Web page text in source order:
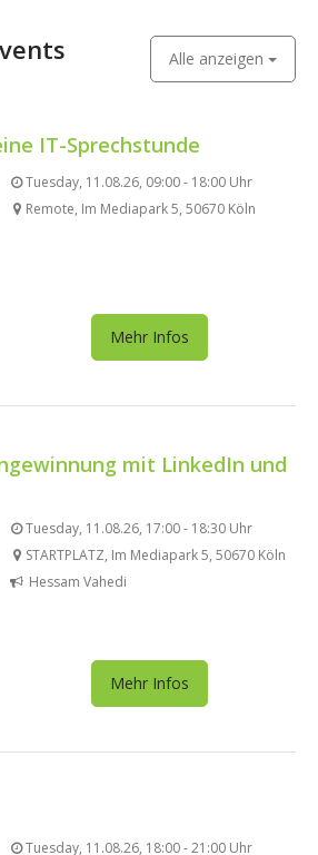
Alle anzeigen
IT-Sprechstunde
Tuesday, 11.08.26, 09:00 - 18:00 Uhr
Remote, Im Mediapark 5, 50670 Köln
Mehr Infos
mit LinkedIn und
Tuesday, 11.08.26, 17:00 - 18:30 Uhr
STARTPLATZ, Im Mediapark 5, 50670 Köln
Hessam Vahedi
Mehr Infos
Tuesday, 11.08.26, 18:00 - 21:00 Uhr